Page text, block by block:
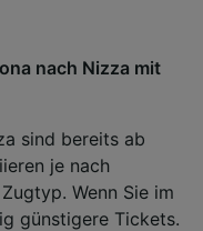
nach Nizza mit
sind bereits ab
je nach
Wenn Sie im
günstigere Tickets.